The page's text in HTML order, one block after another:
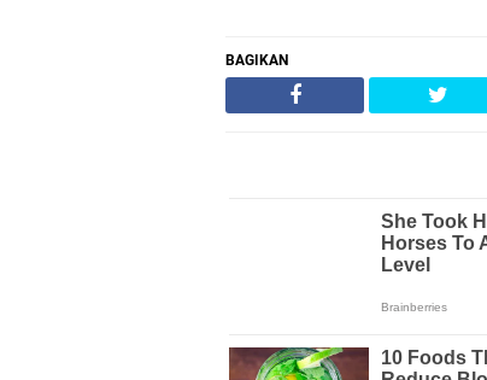
BAGIKAN